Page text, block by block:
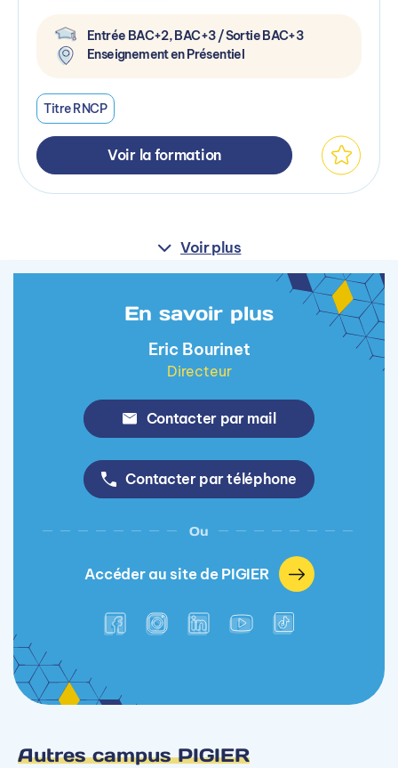
Entrée BAC+2, BAC+3 / Sortie BAC+3
Enseignement en Présentiel
Titre RNCP
Voir la formation
Voir plus
En savoir plus
Eric Bourinet
Directeur
Contacter par mail
Contacter par téléphone
Ou
Accéder au site de PIGIER
Autres campus PIGIER